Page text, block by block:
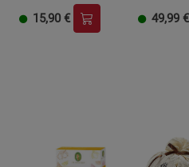
15,90 € 49,99 €